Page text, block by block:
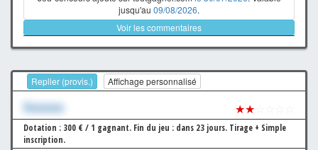
jusqu'au 09/08/2026.
Voir les commentaires
Replier (provis.) Affichage personnalisé
Xxxxxxx ★★
Dotation : 300 € / 1 gagnant. Fin du jeu : dans 23 jours. Tirage + Simple
inscription.